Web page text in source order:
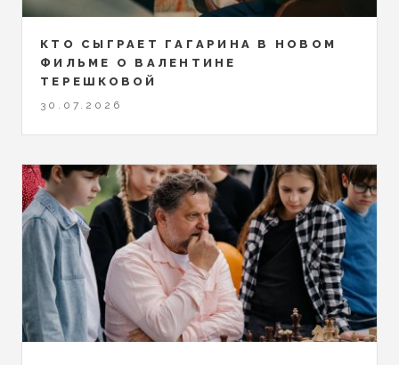
КТО СЫГРАЕТ ГАГАРИНА В НОВОМ
ФИЛЬМЕ О ВАЛЕНТИНЕ
ТЕРЕШКОВОЙ
30.07.2026